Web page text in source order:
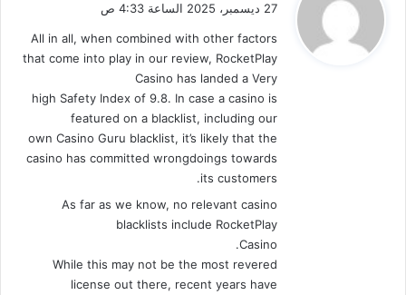
ل
27 ديسمبر، 2025 الساعة 4:33 ص
All in all, when combined with other factors
that come into play in our review, RocketPlay
Casino has landed a Very
high Safety Index of 9.8. In case a casino is
featured on a blacklist, including our
own Casino Guru blacklist, it’s likely that the
casino has committed wrongdoings towards
its customers.
As far as we know, no relevant casino
blacklists include RocketPlay
Casino.
While this may not be the most revered
license out there, recent years have